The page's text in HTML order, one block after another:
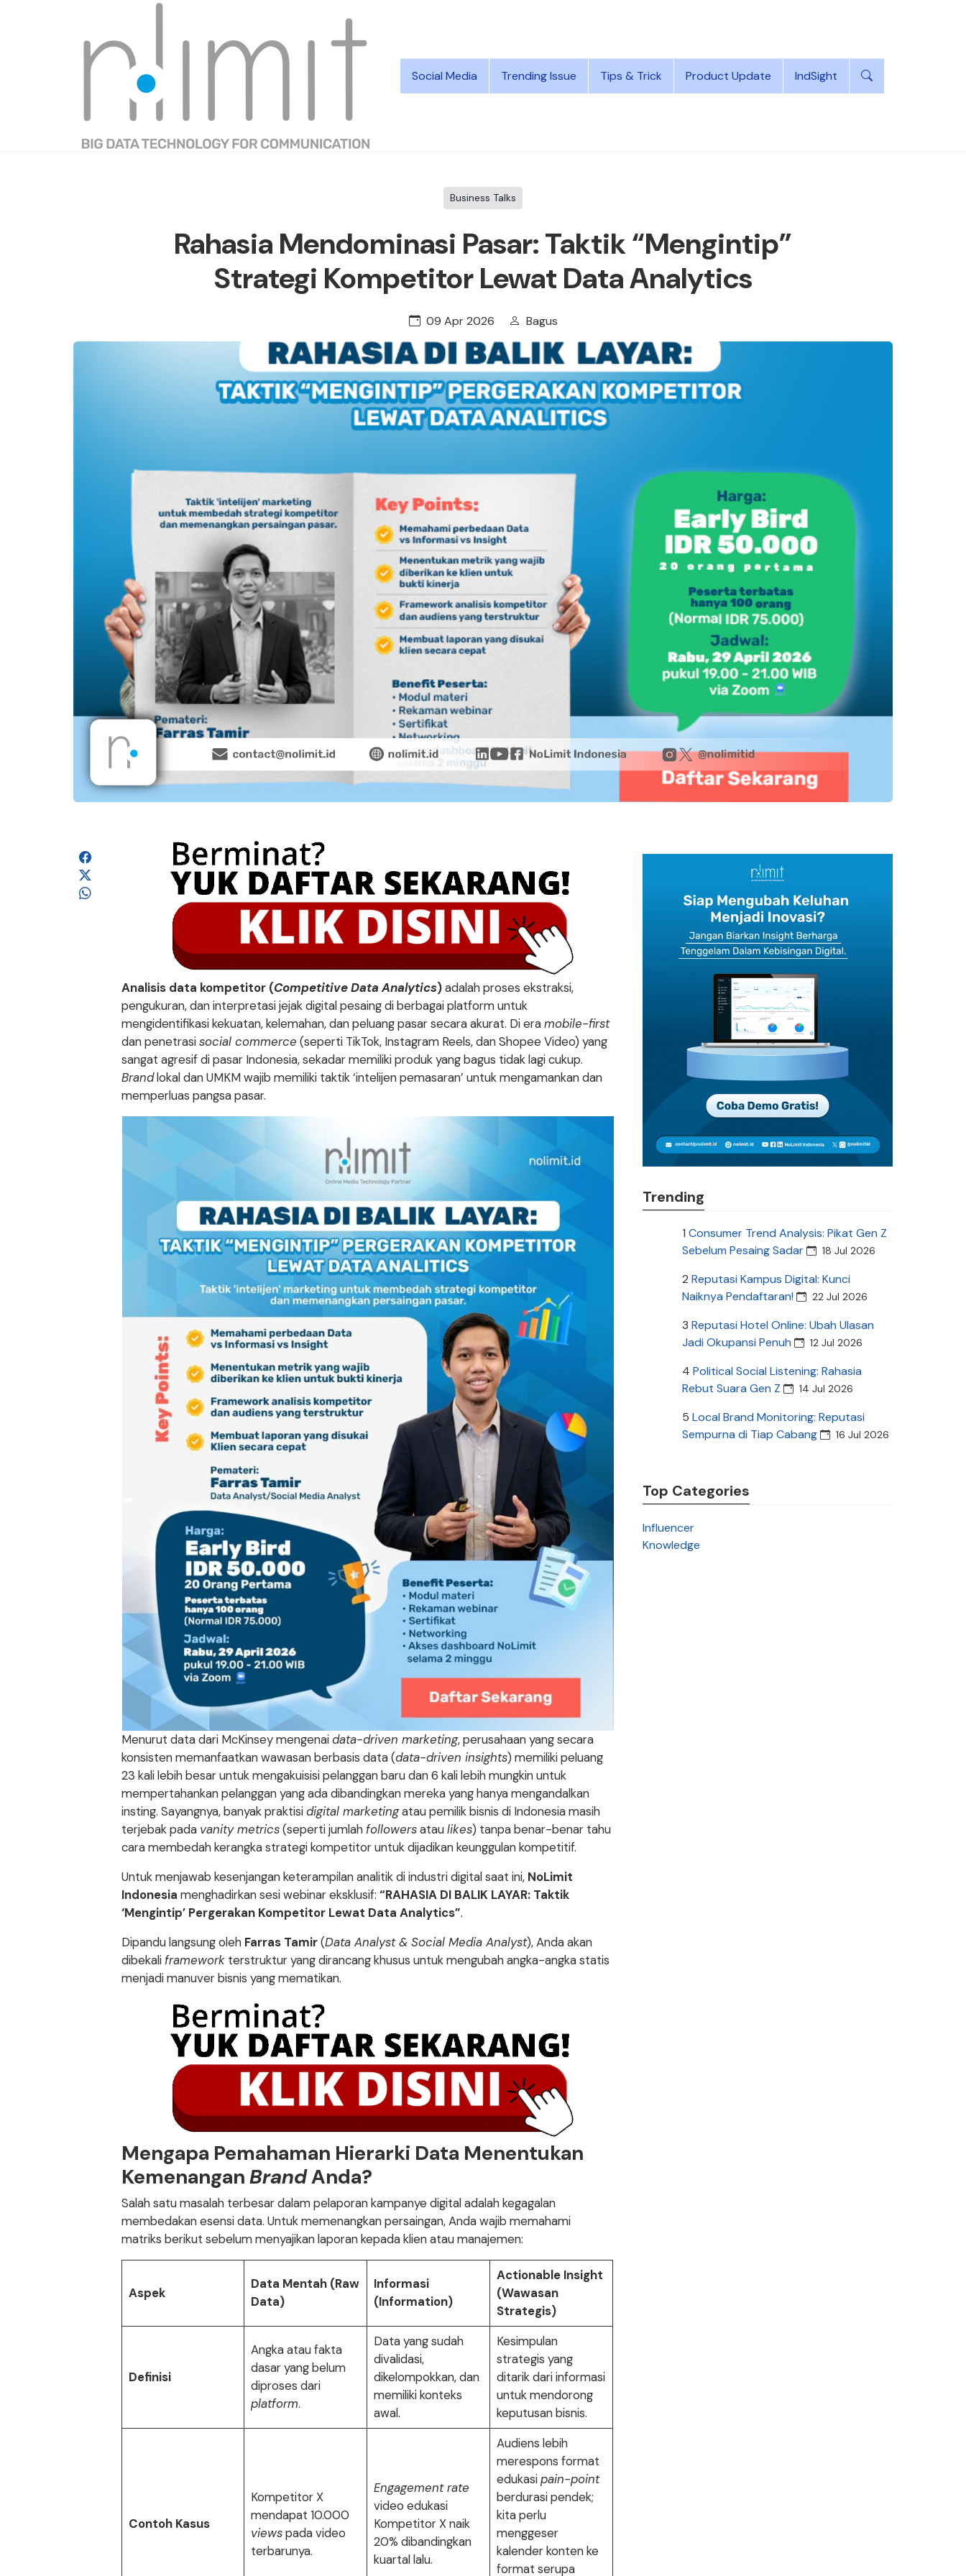
Social Media Trending Issue Tips & Trick Product Update IndSight
Business Talks
Rahasia Mendominasi Pasar: Taktik “Mengintip”
Strategi Kompetitor Lewat Data Analytics
09 Apr 2026 Bagus
Analisis data kompetitor (Competitive Data Analytics)adalah proses ekstraksi,
pengukuran, dan interpretasi jejak digital pesaing di berbagai platform untuk
mengidentifikasi kekuatan, kelemahan, dan peluang pasar secara akurat. Di eramobile-first
dan penetrasisocial commerce (seperti TikTok, Instagram Reels, dan Shopee Video) yang
sangat agresif di pasar Indonesia, sekadar memiliki produk yang bagus tidak lagi cukup.
Brandlokal dan UMKM wajib memiliki taktik ‘intelijen pemasaran’ untuk mengamankan dan
memperluas pangsa pasar.
Menurut data dari McKinsey mengenaidata-driven marketing, perusahaan yang secara
konsisten memanfaatkan wawasan berbasis data (data-driven insights) memiliki peluang
23 kali lebih besar untuk mengakuisisi pelanggan baru dan 6 kali lebih mungkin untuk
mempertahankan pelanggan yang ada dibandingkan mereka yang hanya mengandalkan
insting. Sayangnya, banyak praktisidigital marketingatau pemilik bisnis di Indonesia masih
terjebak pada vanity metrics(seperti jumlah followersataulikes) tanpa benar-benar tahu
cara membedah kerangka strategi kompetitor untuk dijadikan keunggulan kompetitif.
Untuk menjawab kesenjangan keterampilan analitik di industri digital saat ini, NoLimit
Indonesia menghadirkan sesi webinar eksklusif:“RAHASIA DI BALIK LAYAR: Taktik
‘Mengintip’ Pergerakan Kompetitor Lewat Data Analytics”.
Dipandu langsung oleh Farras Tamir(Data Analyst & Social Media Analyst), Anda akan
dibekali framework terstruktur yang dirancang khusus untuk mengubah angka-angka statis
menjadi manuver bisnis yang mematikan.
Mengapa Pemahaman Hierarki Data Menentukan
KemenanganBrandAnda?
Salah satu masalah terbesar dalam pelaporan kampanye digital adalah kegagalan
membedakan esensi data. Untuk memenangkan persaingan, Anda wajib memahami
matriks berikut sebelum menyajikan laporan kepada klien atau manajemen:
Aspek
Data Mentah (Raw
Data)
Informasi
(Information)
Actionable Insight
(Wawasan
Strategis)
Definisi
Angka atau fakta
dasar yang belum
diproses dari
platform.
Data yang sudah
divalidasi,
dikelompokkan, dan
memiliki konteks
awal.
Kesimpulan
strategis yang
ditarik dari informasi
untuk mendorong
keputusan bisnis.
Contoh Kasus
Kompetitor X
mendapat 10.000
viewspada video
terbarunya.
Engagement rate
video edukasi
Kompetitor X naik
20% dibandingkan
kuartal lalu.
Audiens lebih
merespons format
edukasipain-point
berdurasi pendek;
kita perlu
menggeser
kalender konten ke
format serupa
Trending
1 Consumer Trend Analysis: Pikat Gen Z
Sebelum Pesaing Sadar
18 Jul 2026
2 Reputasi Kampus Digital: Kunci
Naiknya Pendaftaran!
22 Jul 2026
3 Reputasi Hotel Online: Ubah Ulasan
Jadi Okupansi Penuh
12 Jul 2026
4 Political Social Listening: Rahasia
Rebut Suara Gen Z
14 Jul 2026
5 Local Brand Monitoring: Reputasi
Sempurna di Tiap Cabang
16 Jul 2026
Top Categories
Influencer
Knowledge